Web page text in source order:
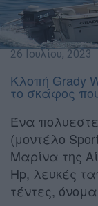
26 Ιουλίου, 2023
Κλοπή Grady
το σκάφος
Ένα
(μοντέλο
Μαρίνα της
Hp, λευκές
τέντες,